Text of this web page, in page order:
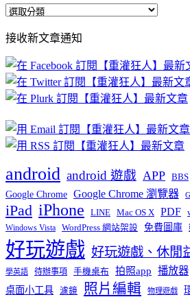
全
文
章
分
類
接收新文章通知
android android 遊戲 APP BBS
Google Chrome Google Chrome 瀏覽器
iPad iPhone LINE Mac OS X PDF
Windows Vista WordPress 網站架設 免費圖庫
好玩遊戲 好玩遊戲、休閒
學英語 待辦事項 手機桌布 拍照app 播放器
桌面小工具 濾鏡 照片編輯 物理遊戲